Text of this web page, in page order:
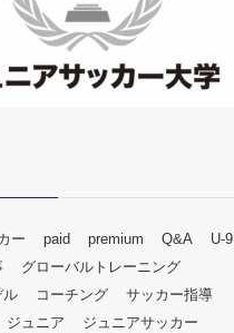
下
矢
っ
だ
ー paid premium Q&A
U-9
グローバルトレーニング
ル
コーチング
サッカー指導
ジュニア
ジュニアサッカー